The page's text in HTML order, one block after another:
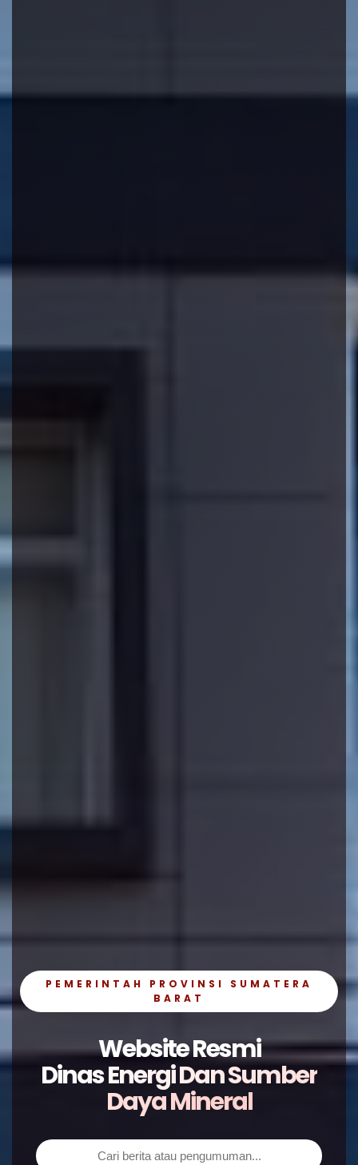
PEMERINTAH PROVINSI SUMATERA
BARAT
Website Resmi
Dinas Energi Dan Sumber
Daya Mineral